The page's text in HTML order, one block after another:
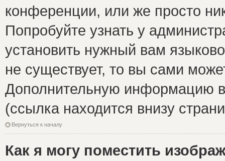
конференции, или же просто
Попробуйте узнать у
установить нужный вам
не существует, то вы сами
Дополнительную информацию
(ссылка находится внизу
Вернуться к началу
Как я могу поместить